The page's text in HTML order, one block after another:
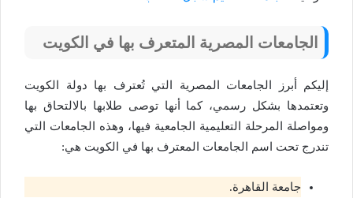
الجامعات المصرية المتعرف بها في الكويت
إليكم أبرز الجامعات المصرية التي تُعترف بها دولة الكويت
وتعتمدها بشكل رسمي، كما أنها توصى طلابها بالالتحاق بها
ومواصلة المرحلة التعليمية الجامعية فيها، وهذه الجامعات التي
تندرج تحت اسم الجامعات المعترف بها في الكويت هي:
جامعة القاهرة.